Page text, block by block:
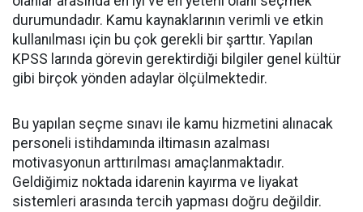
durumundadır. Kamu kaynaklarının verimli ve etkin
kullanılması için bu çok gerekli bir şarttır. Yapılan
KPSS larında görevin gerektirdiği bilgiler genel kültür
gibi birçok yönden adaylar ölçülmektedir.
Bu yapılan seçme sınavı ile kamu hizmetini alınacak
personeli istihdamında iltimasın azalması
motivasyonun arttırılması amaçlanmaktadır.
Geldiğimiz noktada idarenin kayırma ve liyakat
sistemleri arasında tercih yapması doğru değildir.